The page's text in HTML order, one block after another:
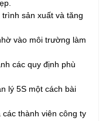
vào môi trường làm
các quy định phù
lý 5S một cách bài
thành viên công ty
5S